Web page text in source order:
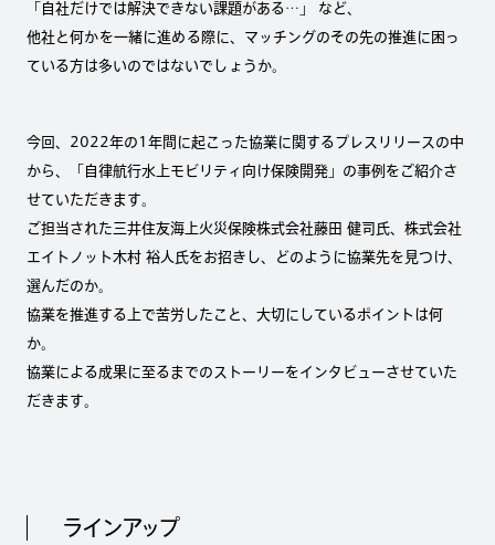
「自社だけでは解決できない課題がある…」 など、
他社と何かを一緒に進める際に、マッチングのその先の推進に困っ
ている方は多いのではないでしょうか。
今回、2022年の1年間に起こった協業に関するプレスリリースの中
から、「自律航行水上モビリティ向け保険開発」の事例をご紹介さ
せていただきます。
ご担当された三井住友海上火災保険株式会社藤田 健司氏、株式会社
エイトノット木村 裕人氏をお招きし、どのように協業先を見つけ、
選んだのか。
協業を推進する上で苦労したこと、大切にしているポイントは何
か。
協業による成果に至るまでのストーリーをインタビューさせていた
だきます。
ラインアップ